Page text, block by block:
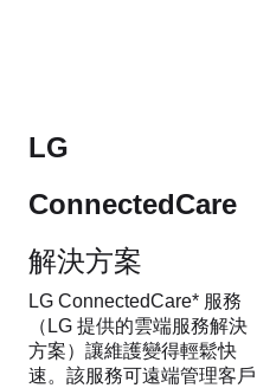
LG
ConnectedCare
解決方案
LG ConnectedCare* 服務
（LG 提供的雲端服務解決
方案）讓維護變得輕鬆快
速。該服務可遠端管理客戶